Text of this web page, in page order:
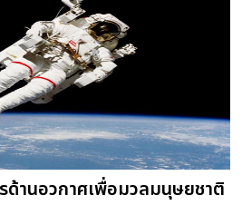
ด้านอวกาศเพื่อมวลมนุษยชาติ